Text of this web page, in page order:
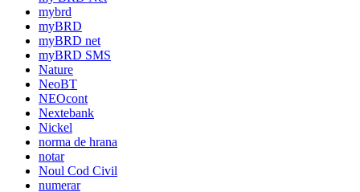
mybrd
myBRD
myBRD net
myBRD SMS
Nature
NeoBT
NEOcont
Nextebank
Nickel
norma de hrana
notar
Noul Cod Civil
numerar